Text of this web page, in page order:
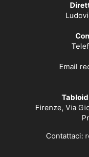
Email
Tabloid
Firenze, Via
Contattaci: